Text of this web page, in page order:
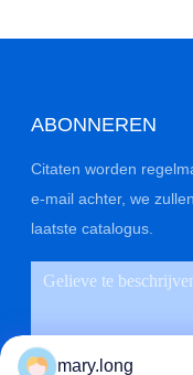
ABONNEREN
Citaten worden
e-mail achter, we
laatste catalogus.
mary.long